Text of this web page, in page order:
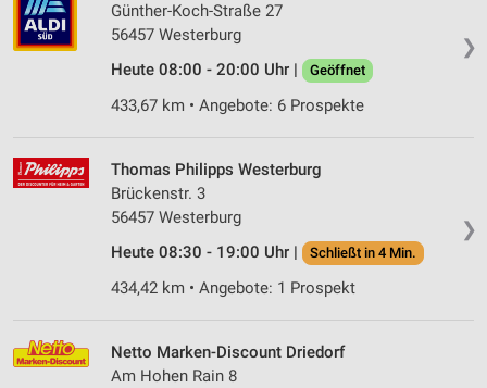
❯
Günther-Koch-Straße 27
56457 Westerburg
Heute 08:00 - 20:00 Uhr |
Geöffnet
433,67 km • Angebote: 6 Prospekte
❯
Thomas Philipps Westerburg
Brückenstr. 3
56457 Westerburg
Heute 08:30 - 19:00 Uhr |
Schließt in 4 Min.
434,42 km • Angebote: 1 Prospekt
Netto Marken-Discount Driedorf
Am Hohen Rain 8